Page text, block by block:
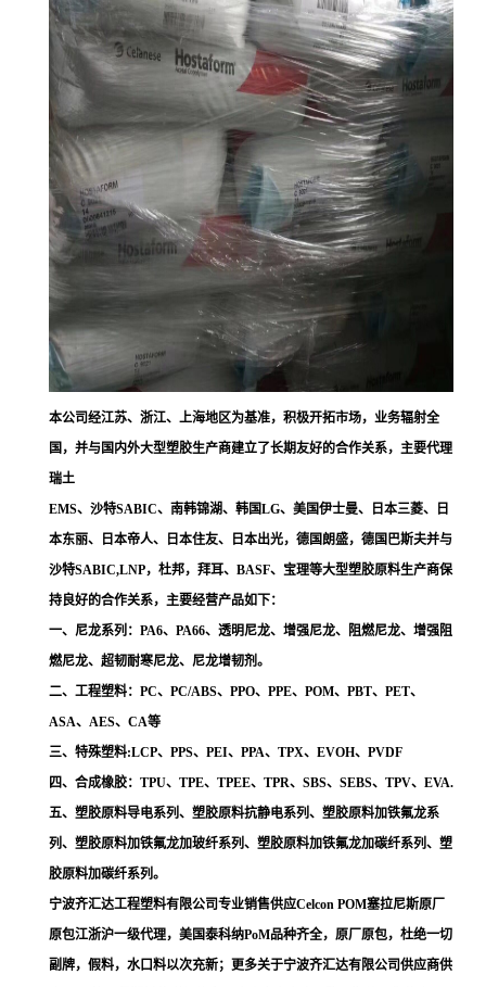
本公司经江苏、浙江、上海地区为基准，积极开拓市场，业务辐射全
国，并与国内外大型塑胶生产商建立了长期友好的合作关系，主要代理
瑞土
EMS、沙特SABIC、南韩锦湖、韩国LG、美国伊士曼、日本三菱、日
本东丽、日本帝人、日本住友、日本出光，德国朗盛，德国巴斯夫并与
沙特SABIC,LNP，杜邦，拜耳、BASF、宝理等大型塑胶原料生产商保
持良好的合作关系，主要经营产品如下：
一、尼龙系列：PA6、PA66、透明尼龙、增强尼龙、阻燃尼龙、增强阻
燃尼龙、超韧耐寒尼龙、尼龙增韧剂。
二、工程塑料：PC、PC/ABS、PPO、PPE、POM、PBT、PET、
ASA、AES、CA等
三、特殊塑料:LCP、PPS、PEI、PPA、TPX、EVOH、PVDF
四、合成橡胶：TPU、TPE、TPEE、TPR、SBS、SEBS、TPV、EVA.
五、塑胶原料导电系列、塑胶原料抗静电系列、塑胶原料加铁氟龙系
列、塑胶原料加铁氟龙加玻纤系列、塑胶原料加铁氟龙加碳纤系列、塑
胶原料加碳纤系列。
宁波齐汇达工程塑料有限公司专业销售供应Celcon POM塞拉尼斯原厂
原包江浙沪一级代理，美国泰科纳PoM品种齐全，原厂原包，杜绝一切
副牌，假料，水口料以次充新；更多关于宁波齐汇达有限公司供应商供